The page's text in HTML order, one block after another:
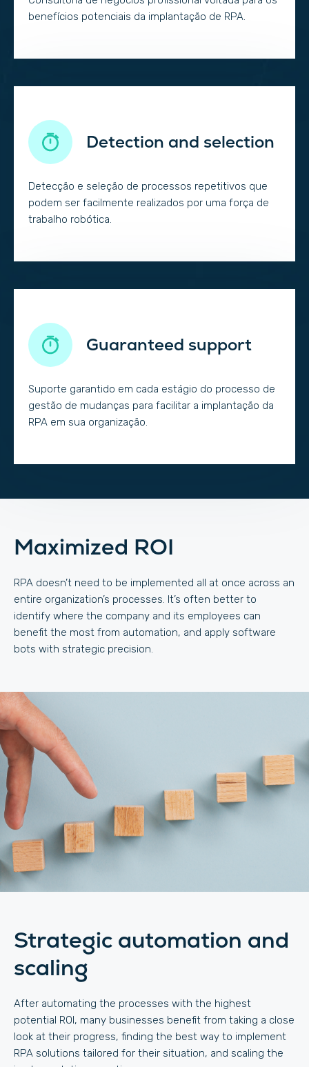
benefícios potenciais da implantação de RPA.
Detection and selection
Detecção e seleção de processos repetitivos que
podem ser facilmente realizados por uma força de
trabalho robótica.
Guaranteed support
Suporte garantido em cada estágio do processo de
gestão de mudanças para facilitar a implantação da
RPA em sua organização.
Maximized ROI
RPA doesn’t need to be implemented all at once across an
entire organization’s processes. It’s often better to
identify where the company and its employees can
benefit the most from automation, and apply software
bots with strategic precision.
Strategic automation and
scaling
After automating the processes with the highest
potential ROI, many businesses benefit from taking a close
look at their progress, finding the best way to implement
RPA solutions tailored for their situation, and scaling the